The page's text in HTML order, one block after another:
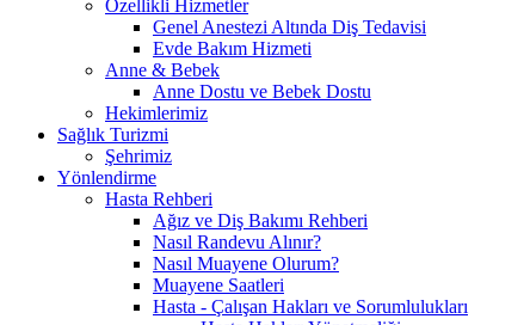
Özellikli Hizmetler
Genel Anestezi Altında Diş Tedavisi
Evde Bakım Hizmeti
Anne & Bebek
Anne Dostu ve Bebek Dostu
Hekimlerimiz
Sağlık Turizmi
Şehrimiz
Yönlendirme
Hasta Rehberi
Ağız ve Diş Bakımı Rehberi
Nasıl Randevu Alınır?
Nasıl Muayene Olurum?
Muayene Saatleri
Hasta - Çalışan Hakları ve Sorumlulukları